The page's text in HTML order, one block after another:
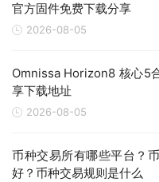
官方固件免费下载分享
2026-08-05
Omnissa Horizon8 核心5
享下载地址
2026-08-05
币种交易所有哪些平台？
好？币种交易规则是什么